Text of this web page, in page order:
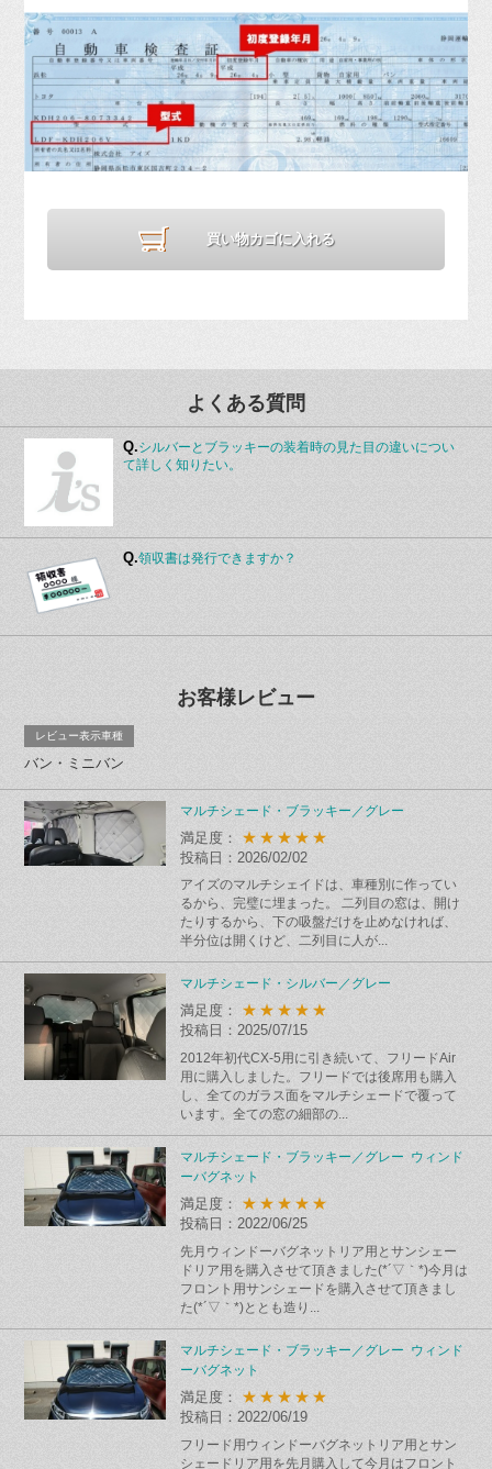
買い物カゴに入れる
よくある質問
Q.シルバーとブラッキーの装着時の見た目の違いについ
て詳しく知りたい。
Q.領収書は発行できますか？
お客様レビュー
レビュー表示車種
バン・ミニバン
マルチシェード・ブラッキー／グレー
満足度： ★★★★★
投稿日：2026/02/02
アイズのマルチシェイドは、車種別に作ってい
るから、完璧に埋まった。 二列目の窓は、開け
たりするから、下の吸盤だけを止めなければ、
半分位は開くけど、二列目に人が...
マルチシェード・シルバー／グレー
満足度： ★★★★★
投稿日：2025/07/15
2012年初代CX-5用に引き続いて、フリードAir
用に購入しました。フリードでは後席用も購入
し、全てのガラス面をマルチシェードで覆って
います。全ての窓の細部の...
マルチシェード・ブラッキー／グレー ウィンド
ーバグネット
満足度： ★★★★★
投稿日：2022/06/25
先月ウィンドーバグネットリア用とサンシェー
ドリア用を購入させて頂きました(*´▽｀*)今月は
フロント用サンシェードを購入させて頂きまし
た(*´▽｀*)ととも造り...
マルチシェード・ブラッキー／グレー ウィンド
ーバグネット
満足度： ★★★★★
投稿日：2022/06/19
フリード用ウィンドーバグネットリア用とサン
シェードリア用を先月購入して今月はフロント